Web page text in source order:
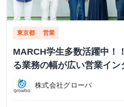
東京都 営業
MARCH学生多数活躍中！
る業務の幅が広い営業イン
株式会社グローバ